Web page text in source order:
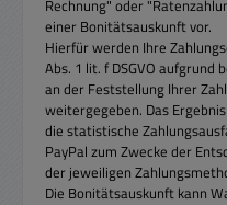
Rechnung" oder
einer Bonitätsauskunft vor.
Hierfür werden Ihre
Abs. 1 lit. f DSGVO aufgrund
an der Feststellung Ihrer
weitergegeben. Das
die statistische
PayPal zum Zwecke der
der jeweiligen
Die Bonitätsauskunft kann